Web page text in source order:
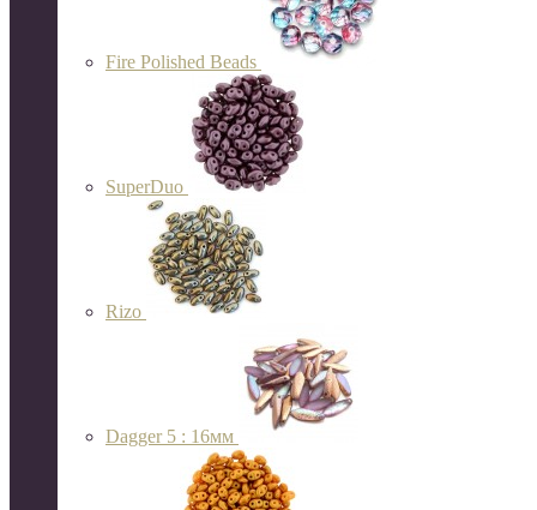
Fire Polished Beads
SuperDuo
Rizo
Dagger 5 : 16мм